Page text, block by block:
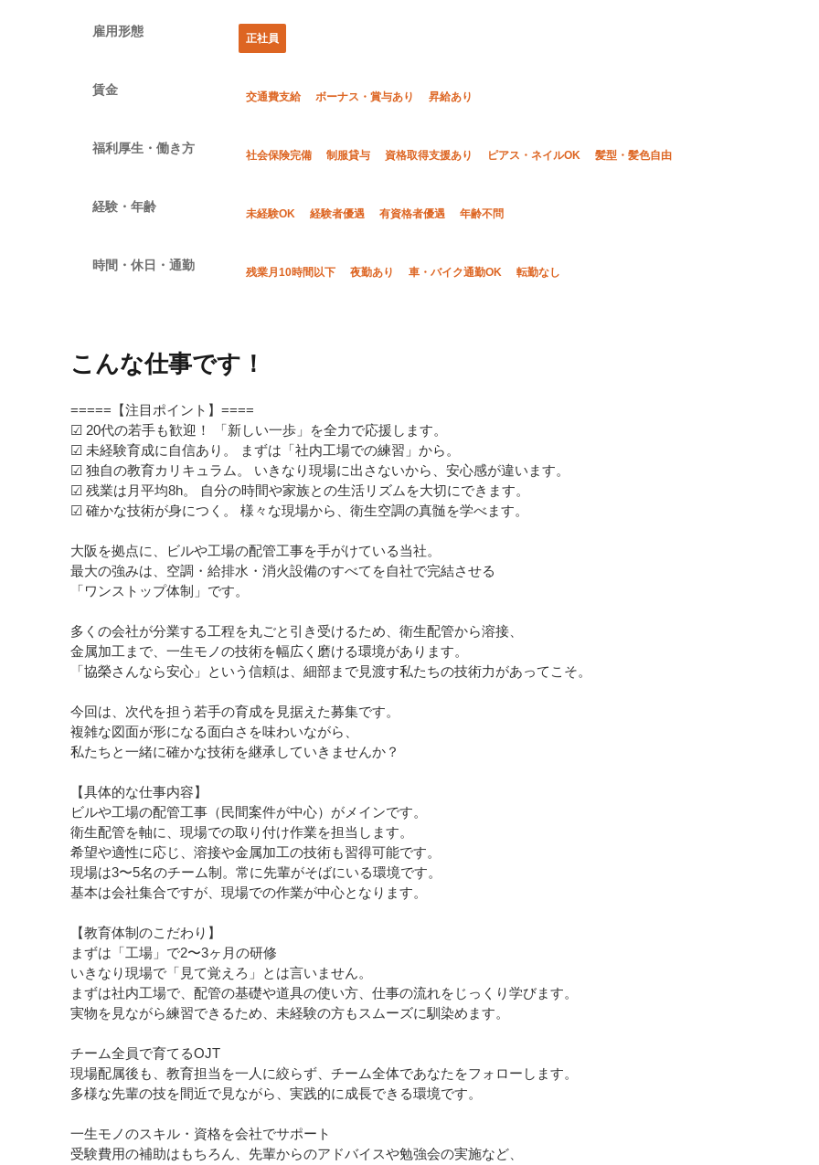
雇用形態 正社員
賃金 交通費支給 ボーナス・賞与あり 昇給あり
福利厚生・働き方 社会保険完備 制服貸与 資格取得支援あり ピアス・ネイルOK 髪型・髪色自由
経験・年齢 未経験OK 経験者優遇 有資格者優遇 年齢不問
時間・休日・通勤 残業月10時間以下 夜勤あり 車・バイク通勤OK 転勤なし
こんな仕事です！
=====【注目ポイント】====
☑ 20代の若手も歓迎！ 「新しい一歩」を全力で応援します。
☑ 未経験育成に自信あり。 まずは「社内工場での練習」から。
☑ 独自の教育カリキュラム。 いきなり現場に出さないから、安心感が違います。
☑ 残業は月平均8h。 自分の時間や家族との生活リズムを大切にできます。
☑ 確かな技術が身につく。 様々な現場から、衛生空調の真髄を学べます。
大阪を拠点に、ビルや工場の配管工事を手がけている当社。
最大の強みは、空調・給排水・消火設備のすべてを自社で完結させる
「ワンストップ体制」です。
多くの会社が分業する工程を丸ごと引き受けるため、衛生配管から溶接、
金属加工まで、一生モノの技術を幅広く磨ける環境があります。
「協榮さんなら安心」という信頼は、細部まで見渡す私たちの技術力があってこそ。
今回は、次代を担う若手の育成を見据えた募集です。
複雑な図面が形になる面白さを味わいながら、
私たちと一緒に確かな技術を継承していきませんか？
【具体的な仕事内容】
ビルや工場の配管工事（民間案件が中心）がメインです。
衛生配管を軸に、現場での取り付け作業を担当します。
希望や適性に応じ、溶接や金属加工の技術も習得可能です。
現場は3〜5名のチーム制。常に先輩がそばにいる環境です。
基本は会社集合ですが、現場での作業が中心となります。
【教育体制のこだわり】
まずは「工場」で2〜3ヶ月の研修
いきなり現場で「見て覚えろ」とは言いません。
まずは社内工場で、配管の基礎や道具の使い方、仕事の流れをじっくり学びます。
実物を見ながら練習できるため、未経験の方もスムーズに馴染めます。
チーム全員で育てるOJT
現場配属後も、教育担当を一人に絞らず、チーム全体であなたをフォローします。
多様な先輩の技を間近で見ながら、実践的に成長できる環境です。
一生モノのスキル・資格を会社でサポート
受験費用の補助はもちろん、先輩からのアドバイスや勉強会の実施など、